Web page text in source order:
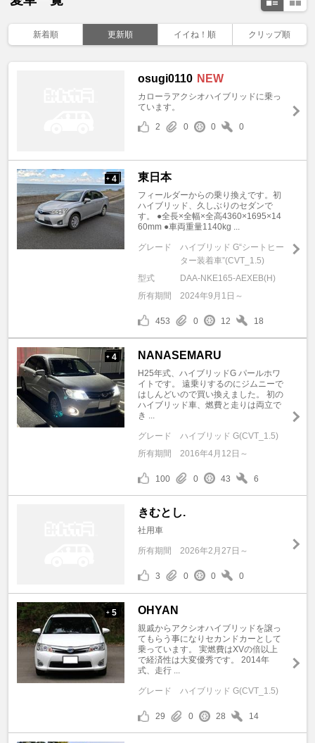
新着順 更新順 イイね！順 クリップ順
osugi0110 NEW
カローラアクシオハイブリッドに乗っ
ています。
2
0 0 0
+ 4 東日本
フィールダーからの乗り換えです。初
ハイブリッド、久しぶりのセダンで
す。 ●全長×全幅×全高4360×1695×14
60mm ●車両重量1140kg ...
グレード
ハイブリッド G“シートヒー
ター装着車”(CVT_1.5)
型式
DAA-NKE165-AEXEB(H)
所有期間
2024年9月1日～
453 0 12 18
+ 4 NANASEMARU
H25年式、ハイブリッドG パールホワ
イトです。 遠乗りするのにジムニーで
はしんどいので買い換えました。 初の
ハイブリッド車、燃費と走りは両立で
き ...
グレード
ハイブリッド G(CVT_1.5)
所有期間
2016年4月12日～
100 0 43 6
きむとし.
社用車
所有期間 2026年2月27日～
3 0 0 0
+ 5 OHYAN
親戚からアクシオハイブリッドを譲っ
てもらう事になりセカンドカーとして
乗っています。 実燃費はXVの倍以上
で経済性は大変優秀です。 2014年
式、走行 ...
グレード ハイブリッド G(CVT_1.5)
29 0 28 14